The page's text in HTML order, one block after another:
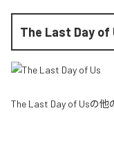
The Last Day of
The Last Day of Usの他